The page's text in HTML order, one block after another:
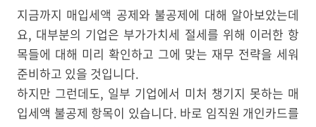
지금까지 매입세액 공제와 불공제에 대해 알아보았는데
요, 대부분의 기업은 부가가치세 절세를 위해 이러한 항
목들에 대해 미리 확인하고 그에 맞는 재무 전략을 세워
준비하고 있을 것입니다.
하지만 그런데도, 일부 기업에서 미처 챙기지 못하는 매
입세액 불공제 항목이 있습니다. 바로 임직원 개인카드를